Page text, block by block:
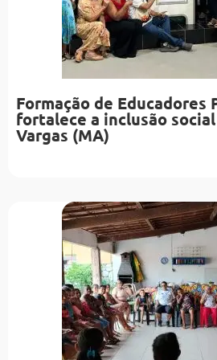
Formação de Educadores
fortalece a inclusão
Vargas (MA)